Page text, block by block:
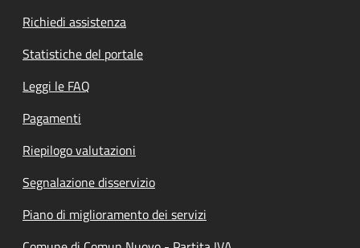
Richiedi assistenza
Statistiche del portale
Leggi le FAQ
Pagamenti
Riepilogo valutazioni
Segnalazione disservizio
Piano di miglioramento dei servizi